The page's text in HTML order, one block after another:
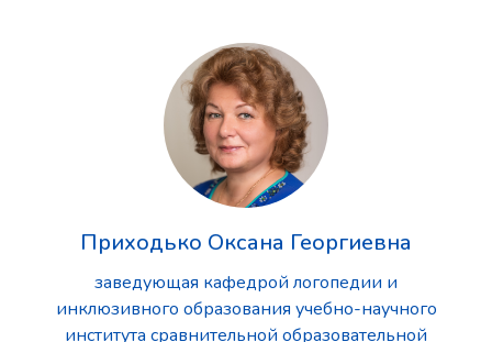
Приходько Оксана Георгиевна
заведующая кафедрой логопедии и
инклюзивного образования учебно-научного
института сравнительной образовательной